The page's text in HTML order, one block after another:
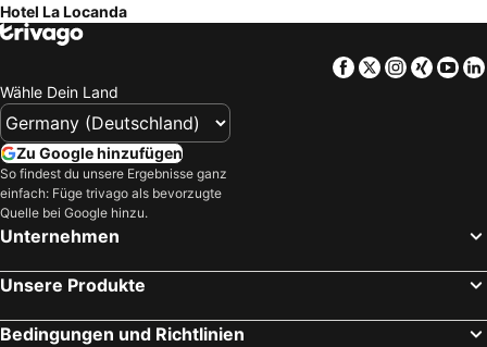
Hotel La Locanda
Facebook
TwitterXing
Wähle Dein Land
Zu Google hinzufügen
So findest du unsere Ergebnisse ganz
einfach: Füge trivago als bevorzugte
Quelle bei Google hinzu.
Unternehmen
Unsere Produkte
Bedingungen und Richtlinien